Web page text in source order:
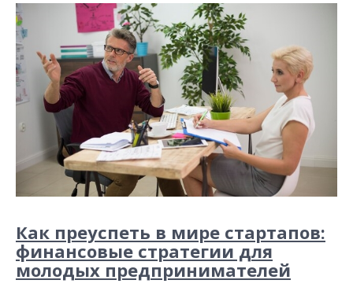
Как преуспеть в мире стартапов:
финансовые стратегии для
молодых предпринимателей